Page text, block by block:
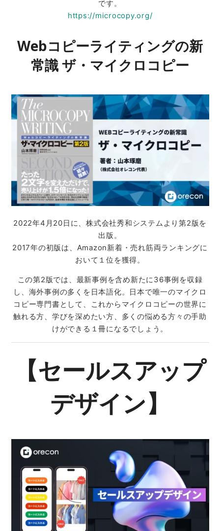
です。
https://microcopy.org/
Webコピーライティングの新
常識 ザ・マイクロコピー
2022年4月20日に、株式会社秀和システムより第2版を
出版。
2017年の初版は、Amazon新着・売れ筋両ランキングに
おいて１位を獲得。
この第2版では、最新事例を含め新たに36事例を収録
し、海外事例の多くを日本語化。日本で唯一のマイクロ
コピー専門書として、これからマイクロコピーの世界に
触れる方、学びを深めたい方、多くの悩める方々の手助
けができる１冊になるでしょう。
【セールスアップ
デザイン】